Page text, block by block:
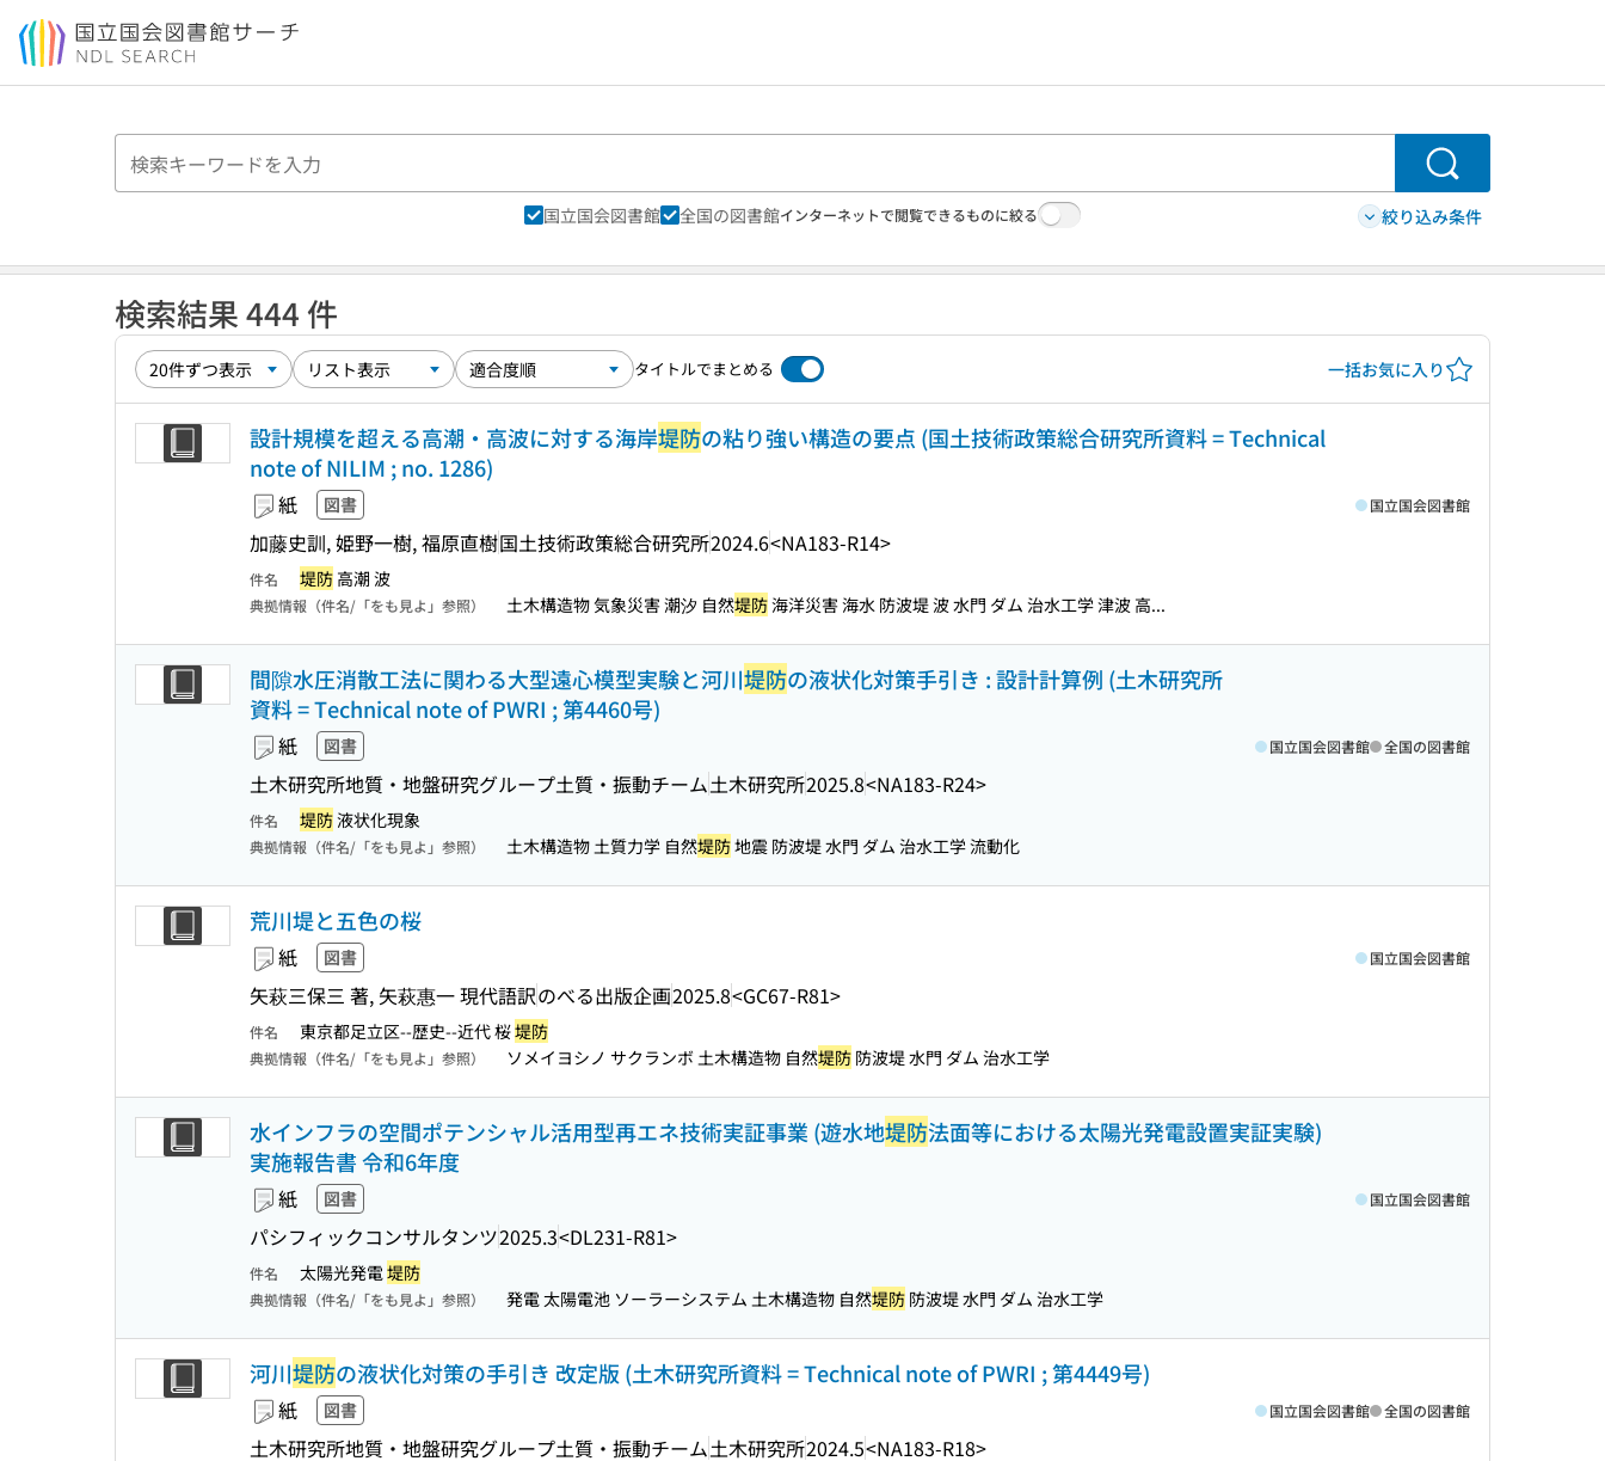
本文へ移動
検索
国立国会図書館 全国の図書館インターネットで閲覧できるものに絞る 絞り込み条件
検索結果 444 件
タイトルでまとめる 一括お気に入り
設計規模を超える高潮・高波に対する海岸堤防の粘り強い構造の要点 (国土技術政策総合研究所資料 = Technical
note of NILIM ; no. 1286)
紙 図書
加藤史訓, 姫野一樹, 福原直樹国土技術政策総合研究所2024.6<NA183-R14>
国立国会図書館
件名 堤防 高潮 波
典拠情報（件名/「をも見よ」参照） 土木構造物 気象災害 潮汐 自然堤防海洋災害 海水 防波堤 波 水門 ダム 治水工学 津波 高...
間隙水圧消散工法に関わる大型遠心模型実験と河川堤防の液状化対策手引き : 設計計算例 (土木研究所
資料 = Technical note of PWRI ; 第4460号)
紙 図書
土木研究所地質・地盤研究グループ土質・振動チーム土木研究所2025.8<NA183-R24>
国立国会図書館 全国の図書館
件名 堤防液状化現象
典拠情報（件名/「をも見よ」参照） 土木構造物 土質力学 自然堤防地震 防波堤 水門 ダム 治水工学 流動化
荒川堤と五色の桜
紙 図書
矢萩三保三 著, 矢萩惠一 現代語訳のべる出版企画2025.8<GC67-R81>
国立国会図書館
件名 東京都足立区--歴史--近代 桜堤防
典拠情報（件名/「をも見よ」参照） ソメイヨシノ サクランボ 土木構造物 自然堤防 防波堤 水門 ダム 治水工学
水インフラの空間ポテンシャル活用型再エネ技術実証事業 (遊水地堤防法面等における太陽光発電設置実証実験)
実施報告書 令和6年度
紙 図書
パシフィックコンサルタンツ2025.3<DL231-R81>
国立国会図書館
件名 太陽光発電堤防
典拠情報（件名/「をも見よ」参照） 発電 太陽電池 ソーラーシステム 土木構造物 自然堤防 防波堤 水門 ダム 治水工学
河川堤防の液状化対策の手引き 改定版 (土木研究所資料 = Technical note of PWRI ; 第4449号)
紙 図書
土木研究所地質・地盤研究グループ土質・振動チーム土木研究所2024.5<NA183-R18>
国立国会図書館 全国の図書館